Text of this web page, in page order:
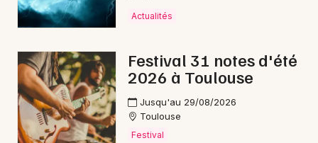
Actualités
Festival 31 notes d'été
2026 à Toulouse
Jusqu'au 29/08/2026
Toulouse
Festival